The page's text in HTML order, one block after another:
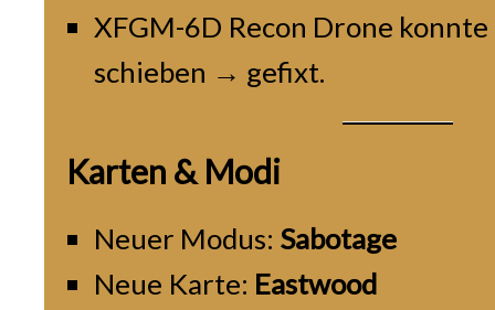
XFGM-6D Recon Drone
schieben → gefixt.
Karten & Modi
Neuer Modus: Sabotage
Neue Karte: Eastwood